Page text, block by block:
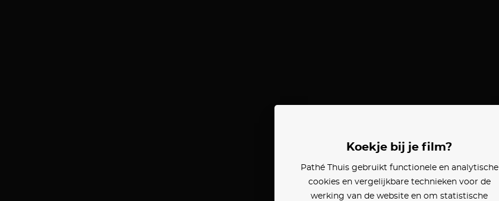
Koekje bij je film?
Pathé Thuis gebruikt functionele en analytische
cookies en vergelijkbare technieken voor de
werking van de website en om statistische